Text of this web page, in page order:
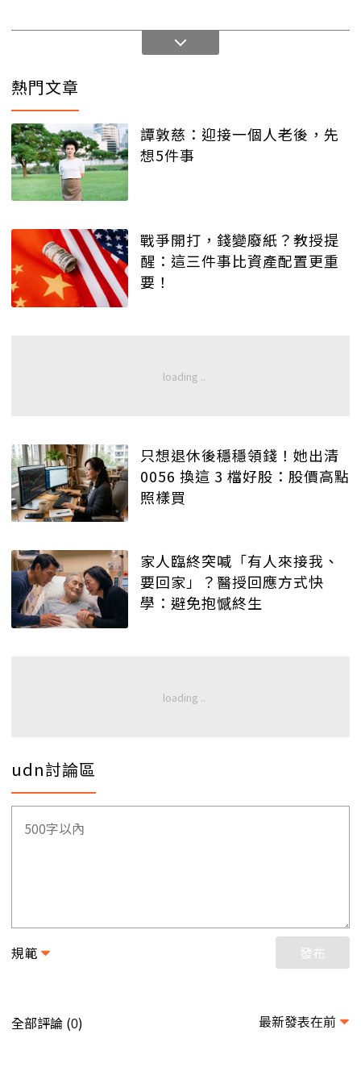
熱門文章
譚敦慈：迎接一個人老後，先
想5件事
戰爭開打，錢變廢紙？教授提
醒：這三件事比資產配置更重
要！
只想退休後穩穩領錢！她出清
0056 換這 3 檔好股：股價高點
照樣買
家人臨終突喊「有人來接我、
要回家」？醫授回應方式快
學：避免抱憾終生
udn討論區
規範 發布
全部評論 (0) 最新發表在前